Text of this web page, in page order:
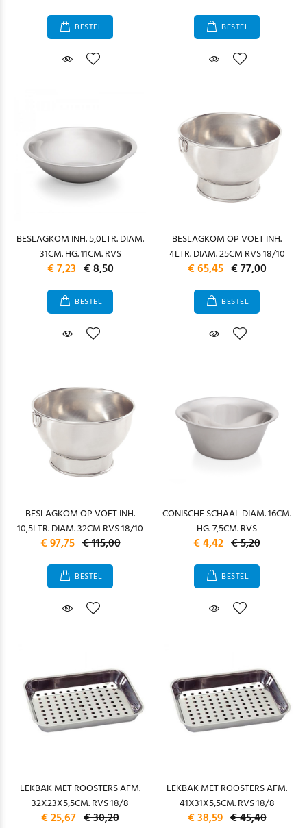
BESTEL BESTEL
BESLAGKOM INH. 5,0LTR. DIAM.
31CM. HG. 11CM. RVS
€ 7,23 € 8,50
BESTEL
BESLAGKOM OP VOET INH.
4LTR. DIAM. 25CM RVS 18/10
€ 65,45 € 77,00
BESTEL
BESLAGKOM OP VOET INH.
10,5LTR. DIAM. 32CM RVS 18/10
€ 97,75 € 115,00
BESTEL
CONISCHE SCHAAL DIAM. 16CM.
HG. 7,5CM. RVS
€ 4,42 € 5,20
BESTEL
LEKBAK MET ROOSTERS AFM.
32X23X5,5CM. RVS 18/8
€ 25,67 € 30,20
LEKBAK MET ROOSTERS AFM.
41X31X5,5CM. RVS 18/8
€ 38,59 € 45,40